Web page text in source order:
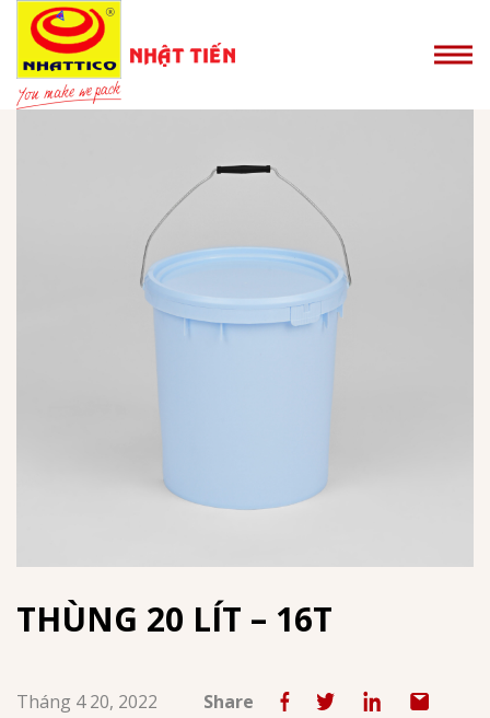
THÙNG 20 LÍT – 16T
Tháng 4 20, 2022 Share